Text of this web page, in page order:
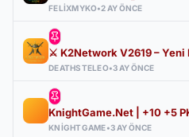
FELIXMYKO•2 AY ÖNCE
DEATHSTELEO•3 AY ÖNCE
KNIGHTGAME•3 AY ÖNCE